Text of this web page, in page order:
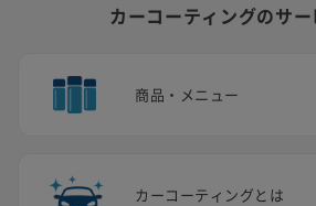
カーコーティングのサ
商品・メニュー
カーコーティングとは